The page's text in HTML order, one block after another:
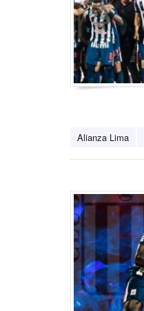
Alianza Lima